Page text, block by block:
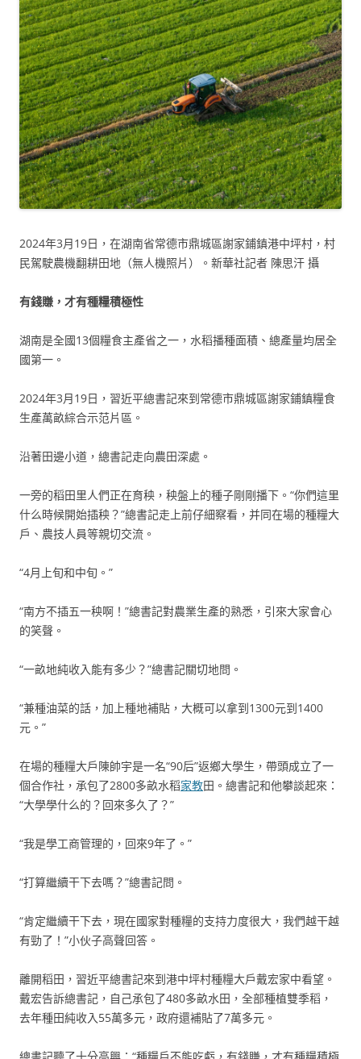
2024年3月19日，在湖南省常德市鼎城區謝家鋪鎮港中坪村，村
民駕駛農機翻耕田地（無人機照片）。新華社記者 陳思汗 攝
有錢賺，才有種糧積極性
湖南是全國13個糧食主產省之一，水稻播種面積、總產量均居全
國第一。
2024年3月19日，習近平總書記來到常德市鼎城區謝家鋪鎮糧食
生產萬畝綜合示范片區。
沿著田邊小道，總書記走向農田深處。
一旁的稻田里人們正在育秧，秧盤上的種子剛剛播下。“你們這里
什么時候開始插秧？”總書記走上前仔細察看，并同在場的種糧大
戶、農技人員等親切交流。
“4月上旬和中旬。”
“南方不插五一秧啊！”總書記對農業生產的熟悉，引來大家會心
的笑聲。
“一畝地純收入能有多少？”總書記關切地問。
“兼種油菜的話，加上種地補貼，大概可以拿到1300元到1400
元。”
在場的種糧大戶陳帥宇是一名“90后”返鄉大學生，帶頭成立了一
個合作社，承包了2800多畝水稻家教田。總書記和他攀談起來：
“大學學什么的？回來多久了？”
“我是學工商管理的，回來9年了。”
“打算繼續干下去嗎？”總書記問。
“肯定繼續干下去，現在國家對種糧的支持力度很大，我們越干越
有勁了！”小伙子高聲回答。
離開稻田，習近平總書記來到港中坪村種糧大戶戴宏家中看望。
戴宏告訴總書記，自己承包了480多畝水田，全部種植雙季稻，
去年種田純收入55萬多元，政府還補貼了7萬多元。